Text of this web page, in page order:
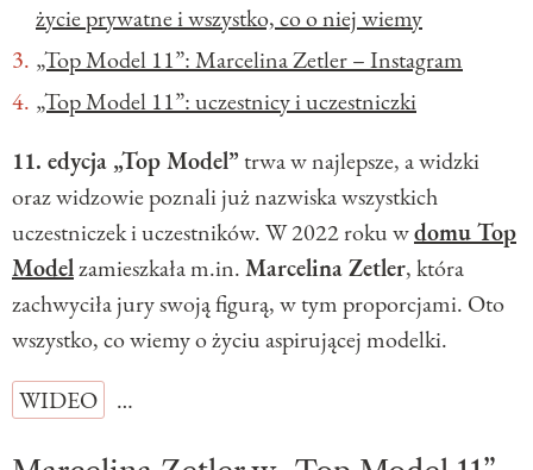
życie prywatne i wszystko, co o niej wiemy
„Top Model 11”: Marcelina Zetler – Instagram
„Top Model 11”: uczestnicy i uczestniczki
11. edycja „Top Model”trwa w najlepsze, a widzki
oraz widzowie poznali już nazwiska wszystkich
uczestniczek i uczestników. W 2022 roku wdomu Top
Modelzamieszkała m.in.Marcelina Zetler, która
zachwyciła jury swoją figurą, w tym proporcjami. Oto
wszystko, co wiemy o życiu aspirującej modelki.
WIDEO
…